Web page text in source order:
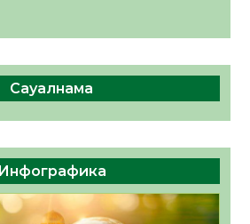
Сауалнама
Инфографика